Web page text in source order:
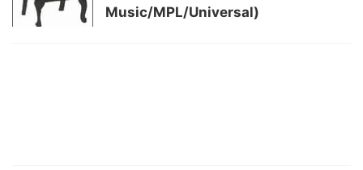
Music/MPL/Universal)